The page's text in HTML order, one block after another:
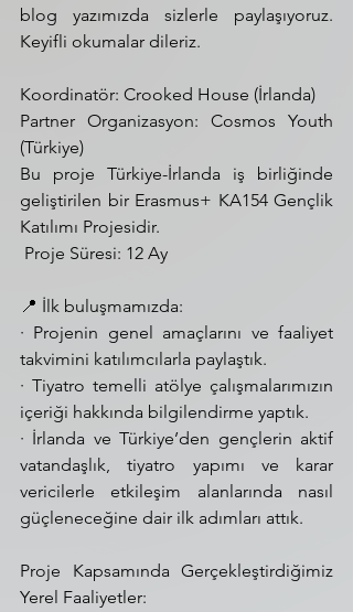
blog yazımızda sizlerle paylaşıyoruz.
Keyifli okumalar dileriz.
Koordinatör: Crooked House (İrlanda)
Partner Organizasyon: Cosmos Youth
(Türkiye)
Bu proje Türkiye-İrlanda iş birliğinde
geliştirilen bir Erasmus+ KA154 Gençlik
Katılımı Projesidir.
Proje Süresi: 12 Ay
📍 İlk buluşmamızda:
· Projenin genel amaçlarını ve faaliyet
takvimini katılımcılarla paylaştık.
· Tiyatro temelli atölye çalışmalarımızın
içeriği hakkında bilgilendirme yaptık.
· İrlanda ve Türkiye’den gençlerin aktif
vatandaşlık, tiyatro yapımı ve karar
vericilerle etkileşim alanlarında nasıl
güçleneceğine dair ilk adımları attık.
Proje Kapsamında Gerçekleştirdiğimiz
Yerel Faaliyetler: